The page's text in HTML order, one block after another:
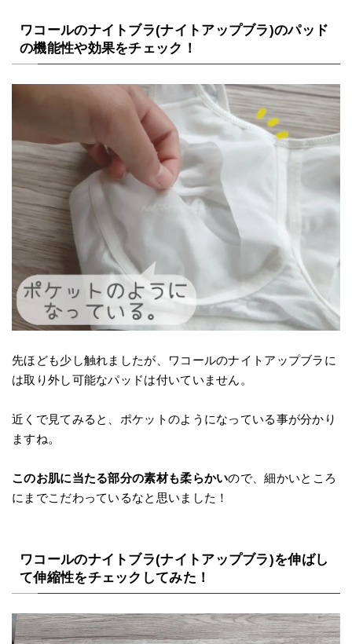
ワコールのナイトブラ(ナイトアップブラ)のパッド
の機能性や効果をチェック！
先ほども少し触れましたが、ワコールのナイトアップブラに
は取り外し可能なパッドは付いていません。
近くで見てみると、ポケットのようになっている事が分かり
ますね。
このお肌に当たる部分の素材も柔らかいので、細かいところ
にまでこだわっているなと思いました！
ワコールのナイトブラ(ナイトアップブラ)を伸ばし
て伸縮性をチェックしてみた！